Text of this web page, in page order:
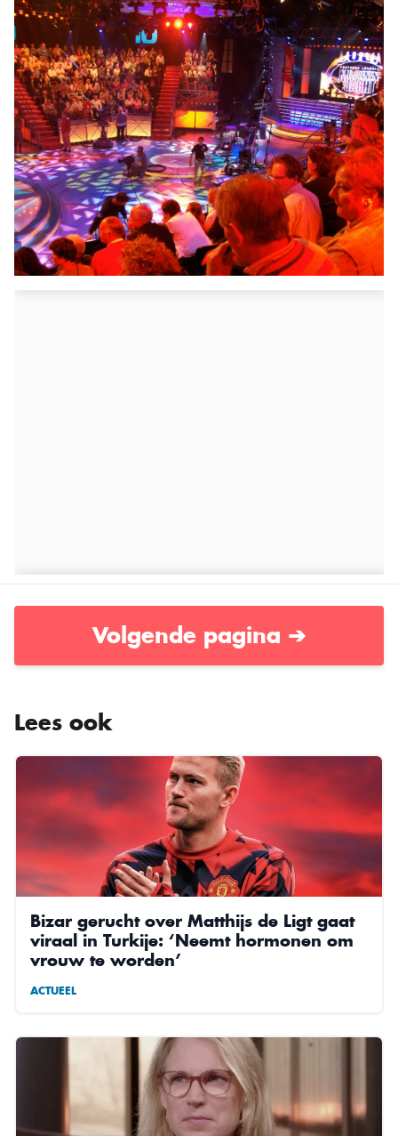
Volgende pagina ➔
Lees ook
Bizar gerucht over Matthijs de Ligt gaat
viraal in Turkije: ‘Neemt hormonen om
vrouw te worden’
ACTUEEL